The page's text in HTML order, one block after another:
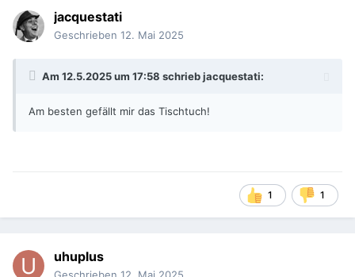
jacquestati
Geschrieben 12. Mai 2025
Am 12.5.2025 um 17:58 schriebjacquestati:
Am besten gefällt mir das Tischtuch!
1 1
uhuplus